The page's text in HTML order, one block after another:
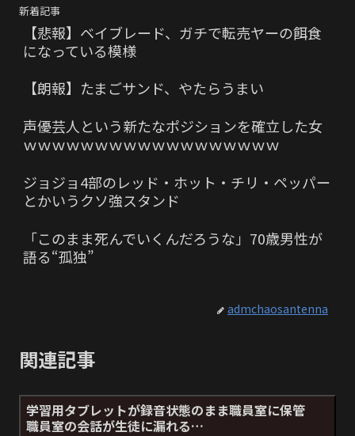
新着記事
【悲報】ベイブレード、ガチで転売ヤーの餌食
になっている模様
【朗報】たまごサンド、やたらうまい
声優芸人という新たなポジションを確立した女
ｗｗｗｗｗｗｗｗｗｗｗｗｗｗｗｗｗｗ
ジョジョ4部のレッド・ホット・チリ・ペッパー
とかいうクソ強スタンド
「このまま死んでいくんだろうな」70歳男性が
語る“孤独”
admchaosantenna
関連記事
学習用タブレットが録音状態のまま職員室に保管
職員室の会話が生徒に漏れる…